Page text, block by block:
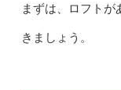
まずは、ロフトが
きましょう。